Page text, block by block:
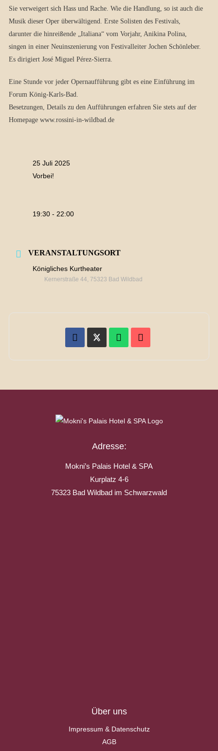
Sie verweigert sich Hass und Rache. Wie die Handlung, so ist auch die
Musik dieser Oper überwältigend. Erste Solisten des Festivals,
darunter die hinreißende „Italiana“ vom Vorjahr, Anikina Polina,
singen in einer Neuinszenierung von Festivalleiter Jochen Schönleber.
Es dirigiert José Miguel Pérez-Sierra.
Eine Stunde vor jeder Opernaufführung gibt es eine Einführung im
Forum König-Karls-Bad.
Besetzungen, Details zu den Aufführungen erfahren Sie stets auf der
Homepage www.rossini-in-wildbad.de
25 Juli 2025
Vorbei!
19:30 - 22:00
VERANSTALTUNGSORT
Königliches Kurtheater
Kernerstraße 44, 75323 Bad Wildbad
Adresse:
Mokni’s Palais Hotel & SPA
Kurplatz 4-6
75323 Bad Wildbad im Schwarzwald
Über uns
Impressum & Datenschutz
AGB